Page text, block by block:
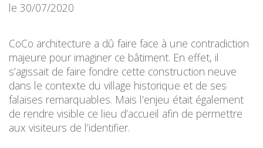
le 30/07/2020
CoCo architecture a dû faire face à une contradiction
majeure pour imaginer ce bâtiment. En effet, il
s’agissait de faire fondre cette construction neuve
dans le contexte du village historique et de ses
falaises remarquables. Mais l’enjeu était également
de rendre visible ce lieu d’accueil afin de permettre
aux visiteurs de l’identifier.